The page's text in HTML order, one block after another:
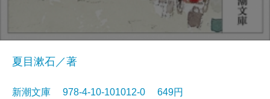
夏目漱石／著
新潮文庫 978-4-10-101012-0 649円